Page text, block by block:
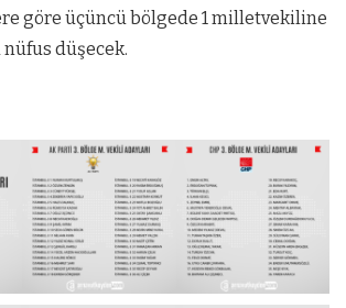
göre üçüncü bölgede 1 milletvekiline
düşecek.